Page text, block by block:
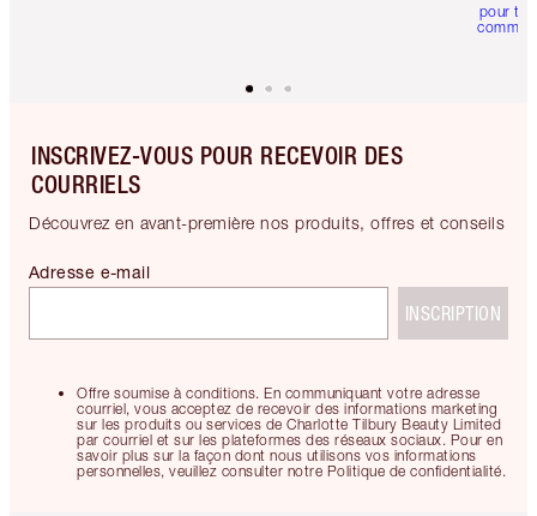
pour
INSCRIVEZ-VOUS POUR RECEVOIR DES
COURRIELS
Découvrez en avant-première nos produits, offres et conseils
Offre soumise à conditions. En communiquant votre adresse
courriel, vous acceptez de recevoir des informations marketing
sur les produits ou services de Charlotte Tilbury Beauty Limited
par courriel et sur les plateformes des réseaux sociaux. Pour en
savoir plus sur la façon dont nous utilisons vos informations
personnelles, veuillez consulter notre Politique de confidentialité.
Adresse e-mail
INSCRIPTION